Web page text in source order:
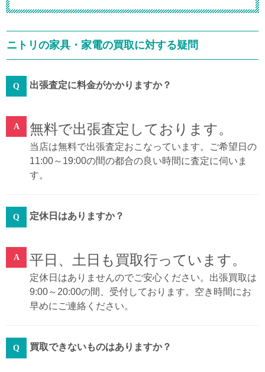
ニトリの家具・家電の買取に対する疑問
出張査定に料金がかかりますか？
無料で出張査定しております。
当店は無料で出張査定おこなっています。ご希望日の
11:00～19:00の間の都合の良い時間に査定に伺いま
す。
定休日はありますか？
平日、土日も買取行っています。
定休日はありませんのでご安心ください。出張買取は
9:00～20:00の間、受付しております。空き時間にお
早めにご連絡ください。
買取できないものはありますか？